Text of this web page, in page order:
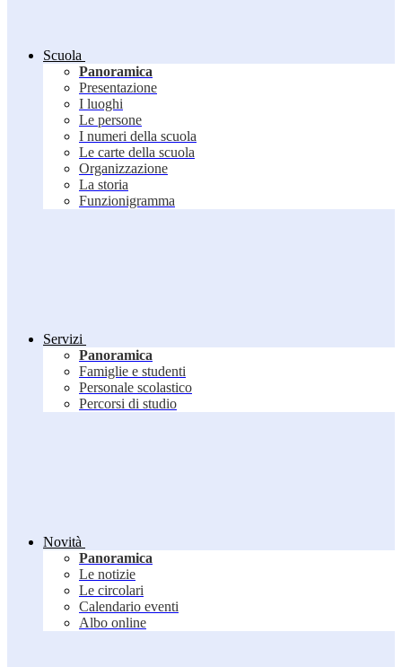
Scuola
Panoramica
Presentazione
I luoghi
Le persone
I numeri della scuola
Le carte della scuola
Organizzazione
La storia
Funzionigramma
Servizi
Panoramica
Famiglie e studenti
Personale scolastico
Percorsi di studio
Novità
Panoramica
Le notizie
Le circolari
Calendario eventi
Albo online